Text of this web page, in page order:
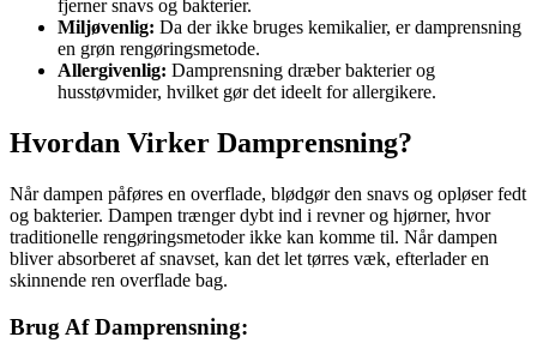
fjerner snavs og bakterier.
Miljøvenlig: Da der ikke bruges kemikalier, er damprensning
en grøn rengøringsmetode.
Allergivenlig: Damprensning dræber bakterier og
husstøvmider, hvilket gør det ideelt for allergikere.
Hvordan Virker Damprensning?
Når dampen påføres en overflade, blødgør den snavs og opløser fedt
og bakterier. Dampen trænger dybt ind i revner og hjørner, hvor
traditionelle rengøringsmetoder ikke kan komme til. Når dampen
bliver absorberet af snavset, kan det let tørres væk, efterlader en
skinnende ren overflade bag.
Brug Af Damprensning: